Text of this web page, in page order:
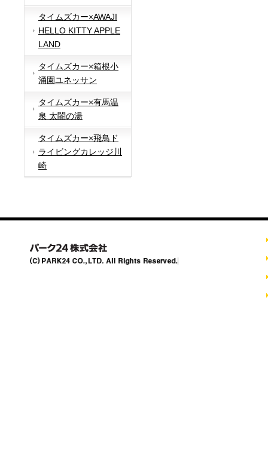
タイムズカー×AWAJI
HELLO KITTY APPLE
LAND
タイムズカー×箱根小
涌園ユネッサン
タイムズカー×有馬温
泉 太閤の湯
タイムズカー×飛鳥ド
ライビングカレッジ川
崎